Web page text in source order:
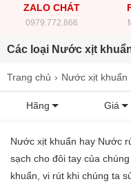
ZALO CHÁT
0979.772.866
Các loại Nước xịt
Trang chủ Nước xịt khuẩn
Hãng Giá
Nước xịt khuẩn hay Nước
sạch cho đôi tay của
khuẩn, vi rút khi chúng ta